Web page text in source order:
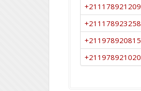
+211178921209
+211178923258
+211978920815
+211978921020